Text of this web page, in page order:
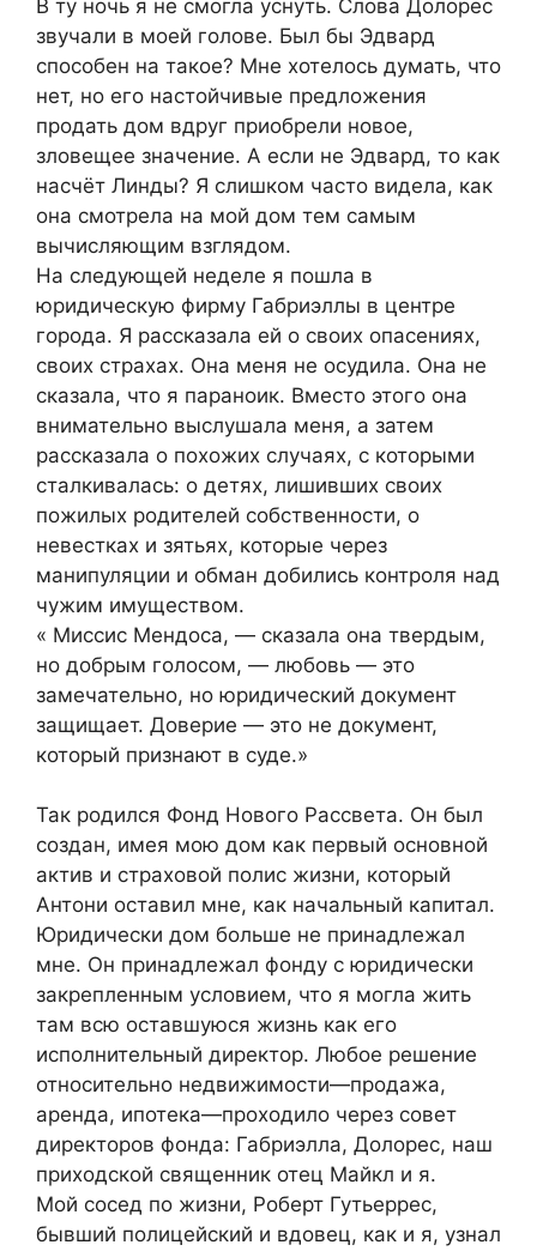
В ту ночь я не смогла уснуть. Слова Долорес
звучали в моей голове. Был бы Эдвард
способен на такое? Мне хотелось думать, что
нет, но его настойчивые предложения
продать дом вдруг приобрели новое,
зловещее значение. А если не Эдвард, то как
насчёт Линды? Я слишком часто видела, как
она смотрела на мой дом тем самым
вычисляющим взглядом.
На следующей неделе я пошла в
юридическую фирму Габриэллы в центре
города. Я рассказала ей о своих опасениях,
своих страхах. Она меня не осудила. Она не
сказала, что я параноик. Вместо этого она
внимательно выслушала меня, а затем
рассказала о похожих случаях, с которыми
сталкивалась: о детях, лишивших своих
пожилых родителей собственности, о
невестках и зятьях, которые через
манипуляции и обман добились контроля над
чужим имуществом.
« Миссис Мендоса, — сказала она твердым,
но добрым голосом, — любовь — это
замечательно, но юридический документ
защищает. Доверие — это не документ,
который признают в суде.»
Так родился Фонд Нового Рассвета. Он был
создан, имея мою дом как первый основной
актив и страховой полис жизни, который
Антони оставил мне, как начальный капитал.
Юридически дом больше не принадлежал
мне. Он принадлежал фонду с юридически
закрепленным условием, что я могла жить
там всю оставшуюся жизнь как его
исполнительный директор. Любое решение
относительно недвижимости—продажа,
аренда, ипотека—проходило через совет
директоров фонда: Габриэлла, Долорес, наш
приходской священник отец Майкл и я.
Мой сосед по жизни, Роберт Гутьеррес,
бывший полицейский и вдовец, как и я, узнал